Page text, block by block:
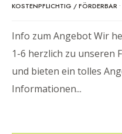
KOSTENPFLICHTIG / FÖRDERBAR •
Info zum Angebot Wir
1-6 herzlich zu unseren
und bieten ein tolles
Informationen...